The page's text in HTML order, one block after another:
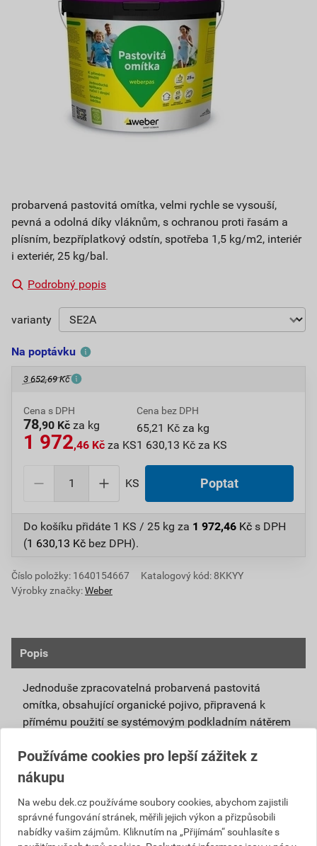
probarvená pastovitá omítka, velmi rychle se vysouší,
pevná a odolná díky vláknům, s ochranou proti řasám a
plísním, bezpříplatkový odstín, spotřeba 1,5 kg/m2, interiér
i exteriér, 25 kg/bal.
Podrobný popis
varianty
Na poptávku
3 652,69 Kč
Cena s DPH
78,90 Kč za kg
1 972,46 Kč za KS
Cena bez DPH
65,21 Kč za kg
1 630,13 Kč za KS
KS Poptat
Do košíku přidáte 1 KS / 25 kg za 1 972,46 Kč s DPH
(1 630,13 Kč bez DPH).
Číslo položky: 1640154667
Katalogový kód: 8KKYY
Výrobky značky:Weber
Popis
Jednoduše zpracovatelná probarvená pastovitá
omítka, obsahující organické pojivo, připravená k
přímému použití se systémovým podkladním nátěrem
Vlivem ochlazování vnějšího souvrství
zateplovacích systémů v nočních hodinách,
dochází ke kondenzaci vody na povrchu, která
vytváří živnou půdu pro růst nevzhledných řas.
Povrch omítky weberpas aquaBalance dokáže
Používáme cookies pro lepší zážitek z
nákupu
Na webu dek.cz používáme soubory cookies, abychom zajistili
správné fungování stránek, měřili jejich výkon a přizpůsobili
nabídky vašim zájmům. Kliknutím na „Přijímám“ souhlasíte s